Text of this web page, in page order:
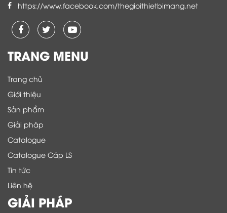
https://www.facebook.com/thegioithietbimang.net
TRANG MENU
Trang chủ
Giới thiệu
Sản phẩm
Giải pháp
Catalogue
Catalogue Cáp LS
Tin tức
Liên hệ
GIẢI PHÁP